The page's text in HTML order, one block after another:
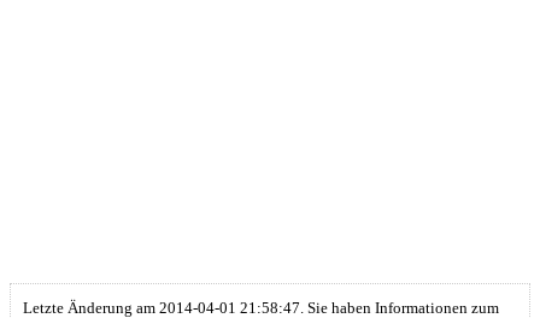
Letzte Änderung am 2014-04-01 21:58:47. Sie haben Informationen zum